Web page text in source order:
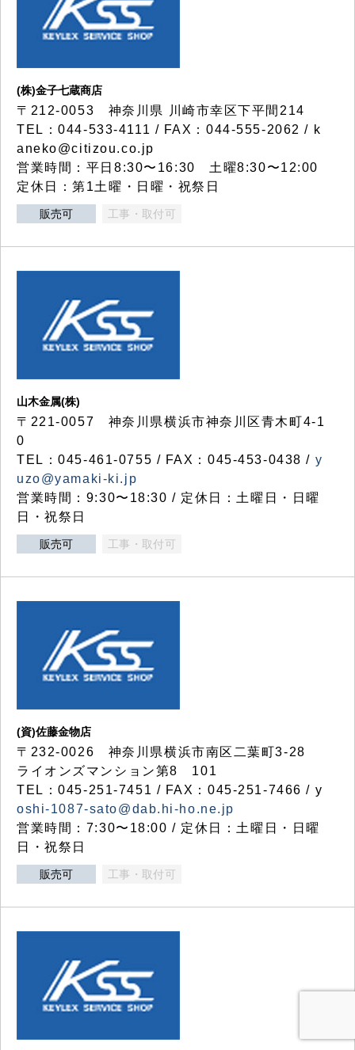
(株)金子七蔵商店
〒212-0053 神奈川県 川崎市幸区下平間214
TEL：044-533-4111 / FAX：044-555-2062 / k
aneko@citizou.co.jp
営業時間：平日8:30〜16:30 土曜8:30〜12:00
定休日：第1土曜・日曜・祝祭日
販売可 工事・取付可
山木金属(株)
〒221-0057 神奈川県横浜市神奈川区青木町4-1
0
TEL：045-461-0755 / FAX：045-453-0438 / y
uzo@yamaki-ki.jp
営業時間：9:30〜18:30 / 定休日：土曜日・日曜
日・祝祭日
販売可 工事・取付可
(資)佐藤金物店
〒232-0026 神奈川県横浜市南区二葉町3-28
ライオンズマンション第8 101
TEL：045-251-7451 / FAX：045-251-7466 / y
oshi-1087-sato@dab.hi-ho.ne.jp
営業時間：7:30〜18:00 / 定休日：土曜日・日曜
日・祝祭日
販売可 工事・取付可